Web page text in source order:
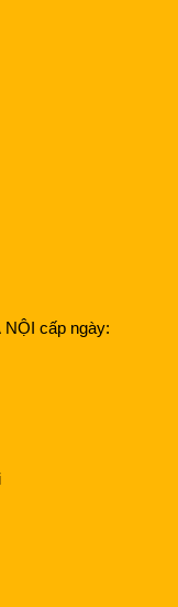
cấp ngày: